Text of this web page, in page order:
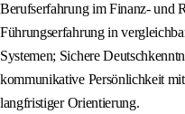
Berufserfahrung im Finanz- und
Führungserfahrung in
Systemen; Sichere
kommunikative Persönlichkeit
langfristiger Orientierung.